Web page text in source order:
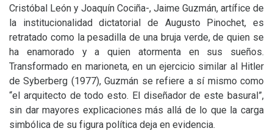
Cristóbal León y Joaquín Cociña-, Jaime Guzmán, artífice de
la institucionalidad dictatorial de Augusto Pinochet, es
retratado como la pesadilla de una bruja verde, de quien se
ha enamorado y a quien atormenta en sus sueños.
Transformado en marioneta, en un ejercicio similar al Hitler
de Syberberg (1977), Guzmán se refiere a sí mismo como
“el arquitecto de todo esto. El diseñador de este basural”,
sin dar mayores explicaciones más allá de lo que la carga
simbólica de su figura política deja en evidencia.